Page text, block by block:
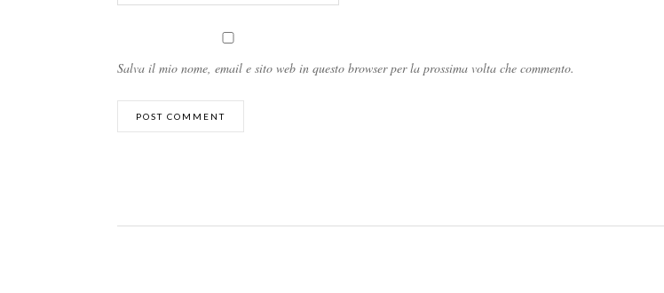
Salva il mio nome, email e sito web in questo browser per la prossima volta che commento.